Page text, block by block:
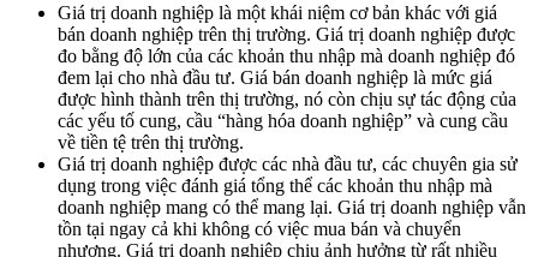
Giá trị doanh nghiệp là một khái niệm cơ bản khác với giá
bán doanh nghiệp trên thị trường. Giá trị doanh nghiệp được
đo bằng độ lớn của các khoản thu nhập mà doanh nghiệp đó
đem lại cho nhà đầu tư. Giá bán doanh nghiệp là mức giá
được hình thành trên thị trường, nó còn chịu sự tác động của
các yếu tố cung, cầu “hàng hóa doanh nghiệp” và cung cầu
về tiền tệ trên thị trường.
Giá trị doanh nghiệp được các nhà đầu tư, các chuyên gia sử
dụng trong việc đánh giá tổng thể các khoản thu nhập mà
doanh nghiệp mang có thể mang lại. Giá trị doanh nghiệp vẫn
tồn tại ngay cả khi không có việc mua bán và chuyển
nhượng. Giá trị doanh nghiệp chịu ảnh hưởng từ rất nhiều